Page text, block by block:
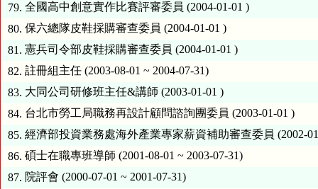
79. 全國高中創意實作比賽評審委員 (2004-01-01 )
80. 保六總隊皮鞋採購審查委員 (2004-01-01 )
81. 憲兵司令部皮鞋採購審查委員 (2004-01-01 )
82. 註冊組主任 (2003-08-01 ~ 2004-07-31)
83. 大同公司研修班主任&講師 (2003-01-01 )
84. 台北市勞工局職務再設計顧問諮詢團委員 (2003-01-01 )
85. 經濟部投資業務處海外產業專家薪資補助審查委員 (2002-
86. 碩士在職專班導師 (2001-08-01 ~ 2003-07-31)
87. 院評會 (2000-07-01 ~ 2001-07-31)